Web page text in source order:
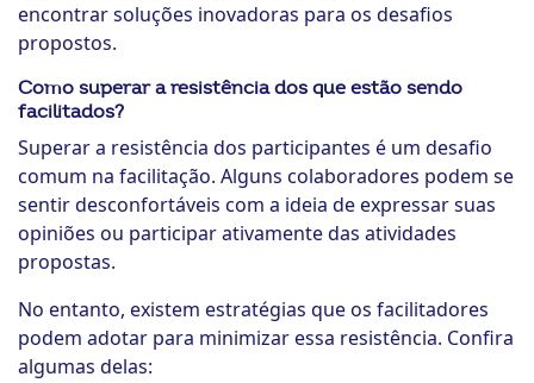
encontrar soluções inovadoras para os desafios
propostos.
Como superar a resistência dos que estão sendo
facilitados?
Superar a resistência dos participantes é um desafio
comum na facilitação. Alguns colaboradores podem se
sentir desconfortáveis com a ideia de expressar suas
opiniões ou participar ativamente das atividades
propostas.
No entanto, existem estratégias que os facilitadores
podem adotar para minimizar essa resistência. Confira
algumas delas: